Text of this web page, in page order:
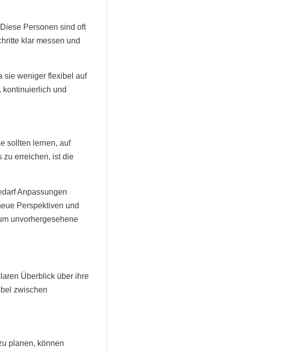
Personen sind oft
klar messen und
sie weniger flexibel auf
kontinuierlich und
sollten lernen, auf
zu erreichen, ist die
Anpassungen
Perspektiven und
unvorhergesehene
Überblick über ihre
zwischen
planen, können